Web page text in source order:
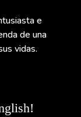
e
de una
vidas.